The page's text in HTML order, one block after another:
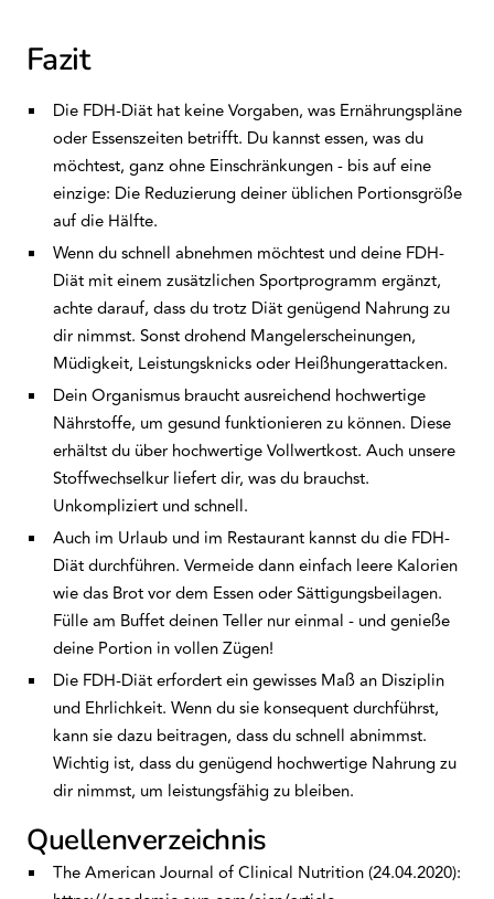
Fazit
Die FDH-Diät hat keine Vorgaben, was Ernährungspläne
oder Essenszeiten betrifft. Du kannst essen, was du
möchtest, ganz ohne Einschränkungen - bis auf eine
einzige: Die Reduzierung deiner üblichen Portionsgröße
auf die Hälfte.
Wenn du schnell abnehmen möchtest und deine FDH-
Diät mit einem zusätzlichen Sportprogramm ergänzt,
achte darauf, dass du trotz Diät genügend Nahrung zu
dir nimmst. Sonst drohend Mangelerscheinungen,
Müdigkeit, Leistungsknicks oder Heißhungerattacken.
Dein Organismus braucht ausreichend hochwertige
Nährstoffe, um gesund funktionieren zu können. Diese
erhältst du über hochwertige Vollwertkost. Auch unsere
Stoffwechselkur liefert dir, was du brauchst.
Unkompliziert und schnell.
Auch im Urlaub und im Restaurant kannst du die FDH-
Diät durchführen. Vermeide dann einfach leere Kalorien
wie das Brot vor dem Essen oder Sättigungsbeilagen.
Fülle am Buffet deinen Teller nur einmal - und genieße
deine Portion in vollen Zügen!
Die FDH-Diät erfordert ein gewisses Maß an Disziplin
und Ehrlichkeit. Wenn du sie konsequent durchführst,
kann sie dazu beitragen, dass du schnell abnimmst.
Wichtig ist, dass du genügend hochwertige Nahrung zu
dir nimmst, um leistungsfähig zu bleiben.
Quellenverzeichnis
The American Journal of Clinical Nutrition (24.04.2020):